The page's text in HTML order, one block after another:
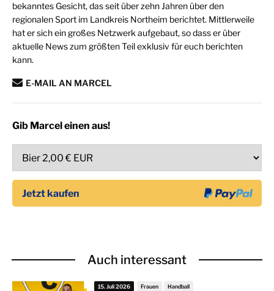
bekanntes Gesicht, das seit über zehn Jahren über den
regionalen Sport im Landkreis Northeim berichtet. Mittlerweile
hat er sich ein großes Netzwerk aufgebaut, so dass er über
aktuelle News zum größten Teil exklusiv für euch berichten
kann.
E-MAIL AN MARCEL
Gib Marcel einen aus!
Auch interessant
15. Juli 2026 Frauen Handball